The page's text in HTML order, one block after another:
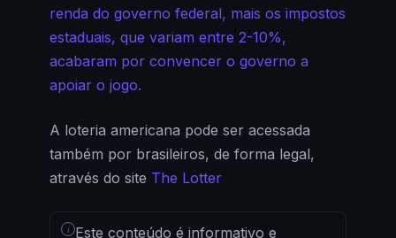
renda do governo federal, mais os impostos
estaduais, que variam entre 2-10%,
acabaram por convencer o governo a
apoiar o jogo.
A loteria americana pode ser acessada
também por brasileiros, de forma legal,
através do site The Lotter
i Este conteúdo é informativo e